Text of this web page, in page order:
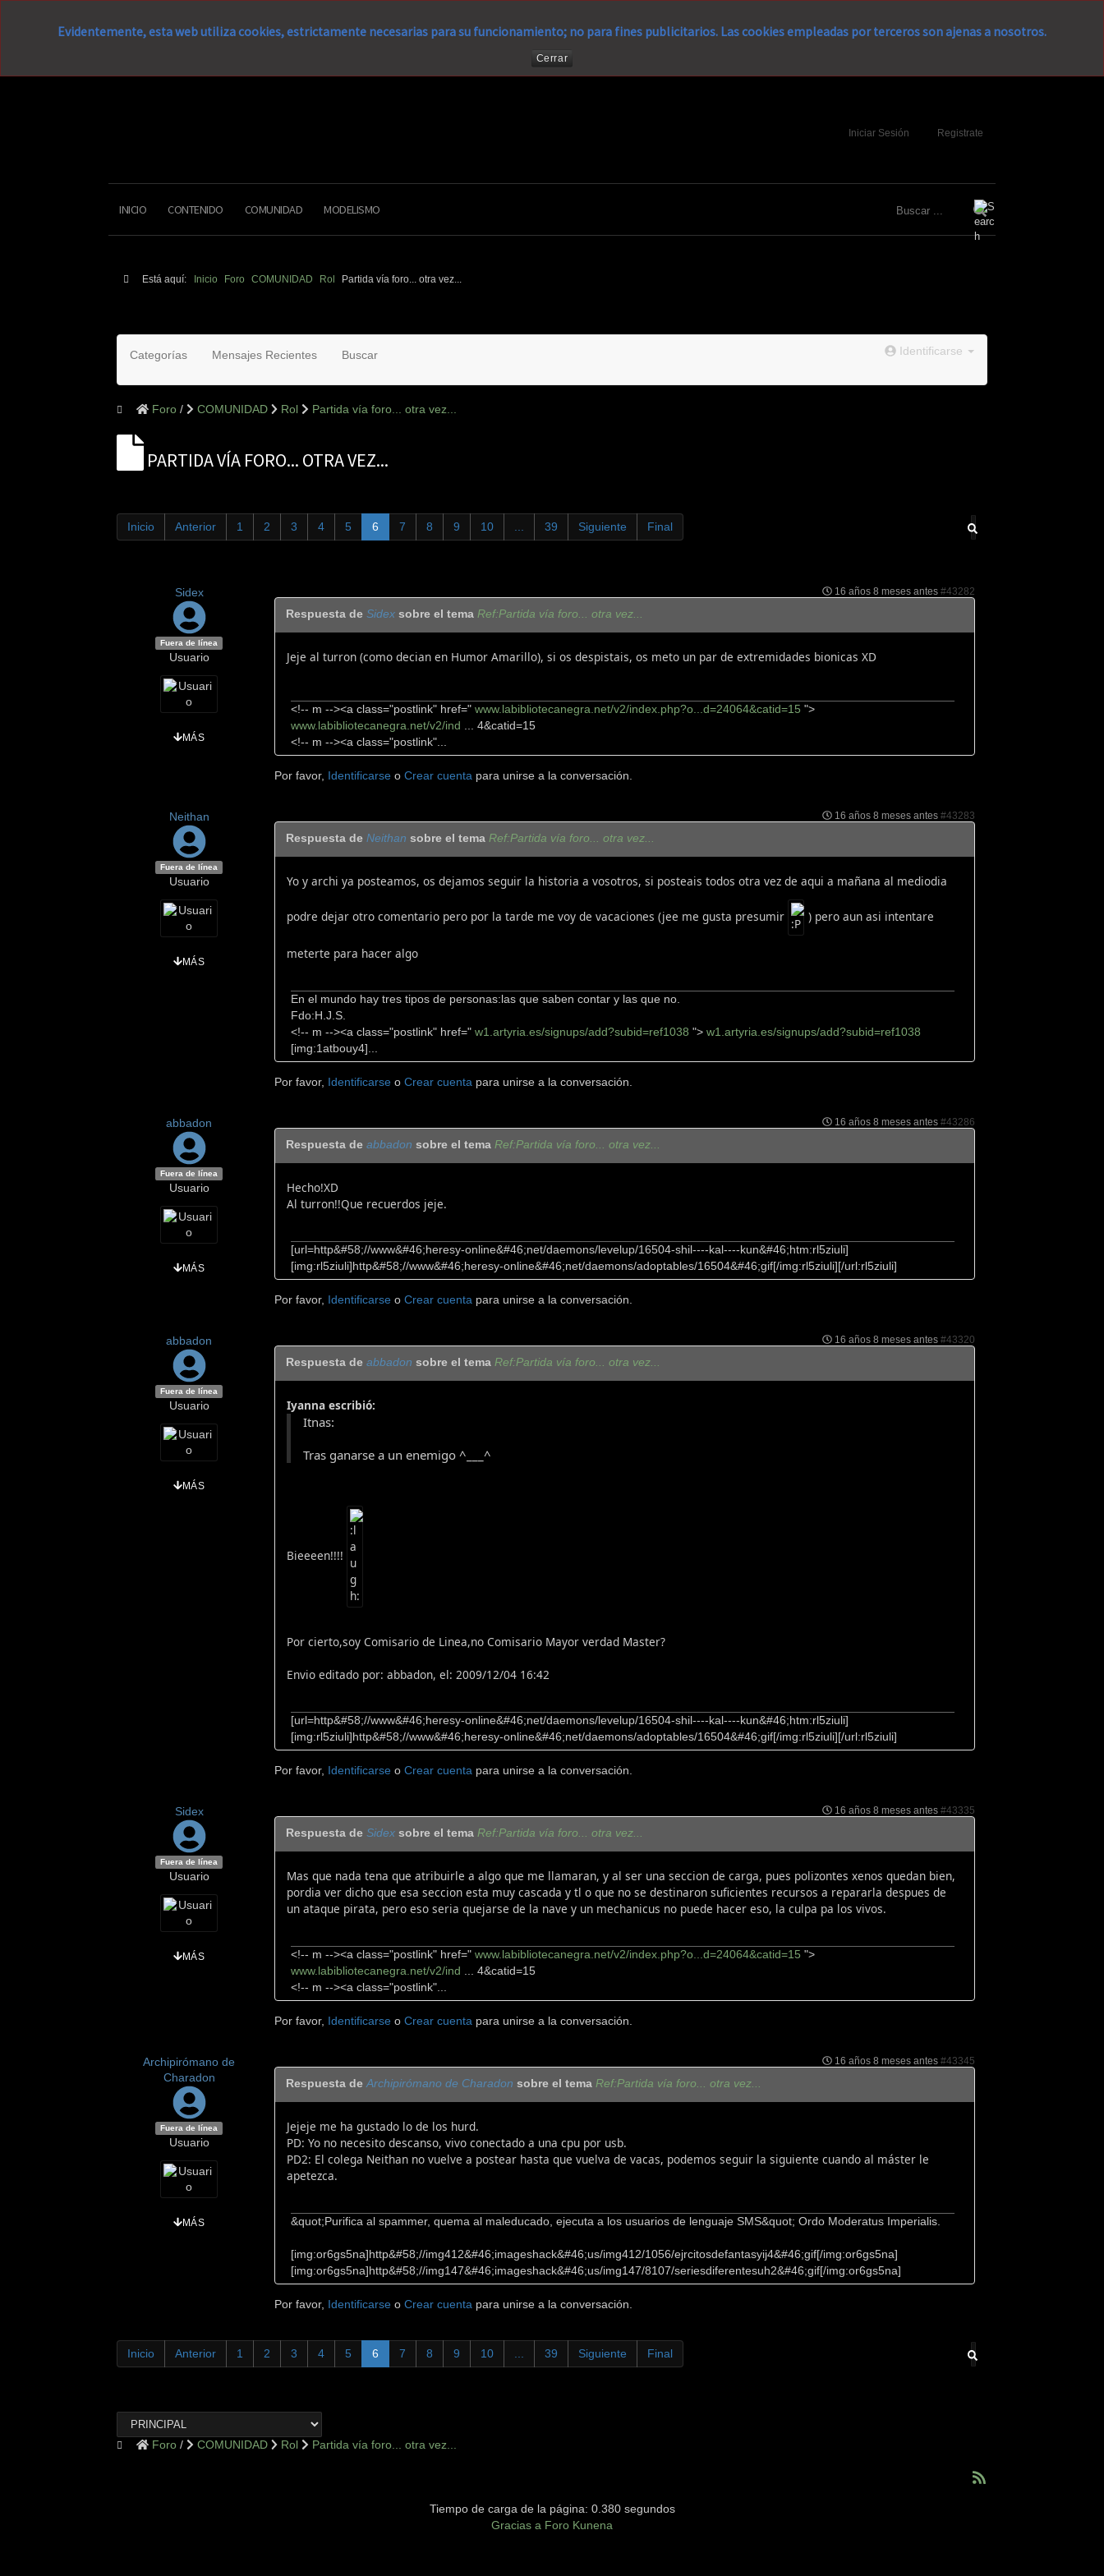
Evidentemente, esta web utiliza cookies, estrictamente necesarias para su funcionamiento; no para fines publicitarios. Las cookies empleadas por terceros son ajenas a nosotros.
Cerrar
Iniciar Sesión Registrate
INICIO CONTENIDO COMUNIDAD MODELISMO
Está aquí: Inicio Foro COMUNIDAD Rol Partida vía foro... otra vez...
Categorías Mensajes Recientes Buscar Identificarse
Foro COMUNIDAD Rol Partida vía foro... otra vez...
PARTIDA VÍA FORO... OTRA VEZ...
Inicio Anterior 1 2 3 4 5 6 7 8 9 10 ... 39 Siguiente Final
Sidex
Fuera de línea
Usuario
MÁS
16 años 8 meses antes #43282
Respuesta de Sidexsobre el tema Ref:Partida vía foro... otra vez...
Jeje al turron (como decian en Humor Amarillo), si os despistais, os meto un par de extremidades bionicas XD
<!-- m --><a class="postlink" href="www.labibliotecanegra.net/v2/index.php?o...d=24064&catid=15 ">
www.labibliotecanegra.net/v2/ind ... 4&catid=15
<!-- m --><a class="postlink"...
Por favor, Identificarse o Crear cuentapara unirse a la conversación.
Neithan
Fuera de línea
Usuario
MÁS
16 años 8 meses antes #43283
Respuesta de Neithan sobre el tema Ref:Partida vía foro... otra vez...
Yo y archi ya posteamos, os dejamos seguir la historia a vosotros, si posteais todos otra vez de aqui a mañana al mediodia
podre dejar otro comentario pero por la tarde me voy de vacaciones (jee me gusta presumir ) pero aun asi intentare
meterte para hacer algo
En el mundo hay tres tipos de personas:las que saben contar y las que no.
Fdo:H.J.S.
<!-- m --><a class="postlink" href="w1.artyria.es/signups/add?subid=ref1038 ">w1.artyria.es/signups/add?subid=ref1038
[img:1atbouy4]...
Por favor, Identificarse o Crear cuentapara unirse a la conversación.
abbadon
Fuera de línea
Usuario
MÁS
16 años 8 meses antes #43286
Respuesta de abbadon sobre el tema Ref:Partida vía foro... otra vez...
Hecho!XD
Al turron!!Que recuerdos jeje.
[url=http&#58;//www&#46;heresy-online&#46;net/daemons/levelup/16504-shil----kal----kun&#46;htm:rl5ziuli]
[img:rl5ziuli]http&#58;//www&#46;heresy-online&#46;net/daemons/adoptables/16504&#46;gif[/img:rl5ziuli][/url:rl5ziuli]
Por favor, Identificarse o Crear cuentapara unirse a la conversación.
abbadon
Fuera de línea
Usuario
MÁS
16 años 8 meses antes #43320
Respuesta de abbadon sobre el tema Ref:Partida vía foro... otra vez...
Iyanna escribió:
Itnas:
Tras ganarse a un enemigo ^___^
Bieeeen!!!!
Por cierto,soy Comisario de Linea,no Comisario Mayor verdad Master?
Envio editado por: abbadon, el: 2009/12/04 16:42
[url=http&#58;//www&#46;heresy-online&#46;net/daemons/levelup/16504-shil----kal----kun&#46;htm:rl5ziuli]
[img:rl5ziuli]http&#58;//www&#46;heresy-online&#46;net/daemons/adoptables/16504&#46;gif[/img:rl5ziuli][/url:rl5ziuli]
Por favor, Identificarse o Crear cuentapara unirse a la conversación.
Sidex
Fuera de línea
Usuario
MÁS
16 años 8 meses antes #43335
Respuesta de Sidexsobre el tema Ref:Partida vía foro... otra vez...
Mas que nada tena que atribuirle a algo que me llamaran, y al ser una seccion de carga, pues polizontes xenos quedan bien,
pordia ver dicho que esa seccion esta muy cascada y tl o que no se destinaron suficientes recursos a repararla despues de
un ataque pirata, pero eso seria quejarse de la nave y un mechanicus no puede hacer eso, la culpa pa los vivos.
<!-- m --><a class="postlink" href="www.labibliotecanegra.net/v2/index.php?o...d=24064&catid=15 ">
www.labibliotecanegra.net/v2/ind ... 4&catid=15
<!-- m --><a class="postlink"...
Por favor, Identificarse o Crear cuentapara unirse a la conversación.
Archipirómano de
Charadon
Fuera de línea
Usuario
MÁS
16 años 8 meses antes #43345
Respuesta deArchipirómano de Charadon sobre el tema Ref:Partida vía foro... otra vez...
Jejeje me ha gustado lo de los hurd.
PD: Yo no necesito descanso, vivo conectado a una cpu por usb.
PD2: El colega Neithan no vuelve a postear hasta que vuelva de vacas, podemos seguir la siguiente cuando al máster le
apetezca.
&quot;Purifica al spammer, quema al maleducado, ejecuta a los usuarios de lenguaje SMS&quot; Ordo Moderatus Imperialis.
[img:or6gs5na]http&#58;//img412&#46;imageshack&#46;us/img412/1056/ejrcitosdefantasyij4&#46;gif[/img:or6gs5na]
[img:or6gs5na]http&#58;//img147&#46;imageshack&#46;us/img147/8107/seriesdiferentesuh2&#46;gif[/img:or6gs5na]
Por favor, Identificarse o Crear cuentapara unirse a la conversación.
Inicio Anterior 1 2 3 4 5 6 7 8 9 10 ... 39 Siguiente Final
Foro COMUNIDAD Rol Partida vía foro... otra vez...
Tiempo de carga de la página: 0.380 segundos
Gracias a Foro Kunena